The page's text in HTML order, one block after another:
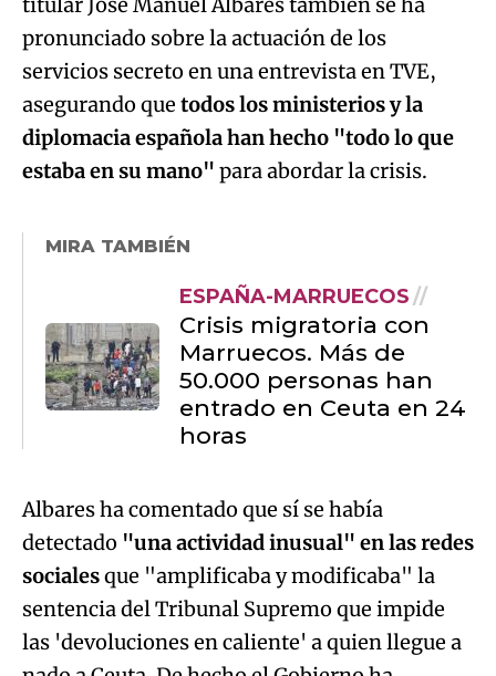
titular José Manuel Albares también se ha
pronunciado sobre la actuación de los
servicios secreto en una entrevista en TVE,
asegurando que todos los ministerios y la
diplomacia española han hecho "todo lo que
estaba en su mano" para abordar la crisis.
MIRA TAMBIÉN
ESPAÑA-MARRUECOS
Crisis migratoria con
Marruecos. Más de
50.000 personas han
entrado en Ceuta en 24
horas
Albares ha comentado que sí se había
detectado "una actividad inusual" en las redes
socialesque "amplificaba y modificaba" la
sentencia del Tribunal Supremo que impide
las 'devoluciones en caliente' a quien llegue a